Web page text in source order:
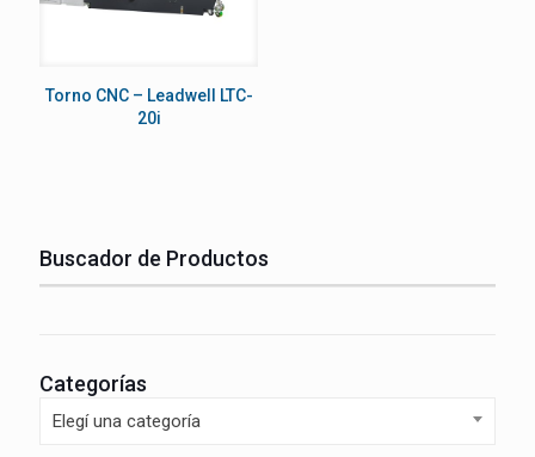
Torno CNC – Leadwell LTC-
20i
Buscador de Productos
Categorías
Elegí una categoría